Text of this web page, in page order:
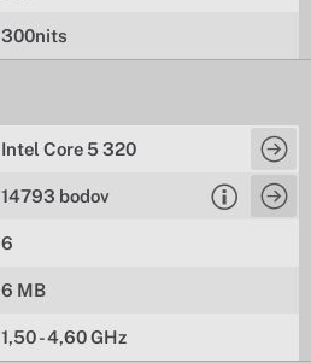
300nits
Intel Core 5 320
14793 bodov
6
6 MB
1,50 - 4,60 GHz